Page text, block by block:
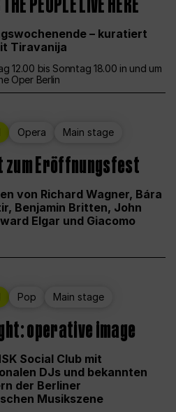
– kuratiert
Tiravanija
12.00 bis Sonntag 18.00 in und um
Oper Berlin
Opera Main stage
zum Eröffnungsfest
von Richard Wagner, Bára
Benjamin Britten, John
Elgar und Giacomo
Pop Main stage
operative image
Social Club mit
DJs und bekannten
der Berliner
Musikszene